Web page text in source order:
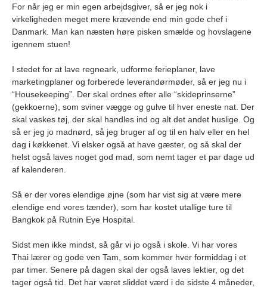
For når jeg er min egen arbejdsgiver, så er jeg nok i
virkeligheden meget mere krævende end min gode chef i
Danmark. Man kan næsten høre pisken smælde og hovslagene
igennem stuen!
I stedet for at lave regneark, udforme ferieplaner, lave
marketingplaner og forberede leverandørmøder, så er jeg nu i
“Housekeeping”. Der skal ordnes efter alle “skideprinserne”
(gekkoerne), som sviner vægge og gulve til hver eneste nat. Der
skal vaskes tøj, der skal handles ind og alt det andet huslige. Og
så er jeg jo madnørd, så jeg bruger af og til en halv eller en hel
dag i køkkenet. Vi elsker også at have gæster, og så skal der
helst også laves noget god mad, som nemt tager et par dage ud
af kalenderen.
Så er der vores elendige øjne (som har vist sig at være mere
elendige end vores tænder), som har kostet utallige ture til
Bangkok på Rutnin Eye Hospital.
Sidst men ikke mindst, så går vi jo også i skole. Vi har vores
Thai lærer og gode ven Tam, som kommer hver formiddag i et
par timer. Senere på dagen skal der også laves lektier, og det
tager også tid. Det har været sliddet værd i de sidste 4 måneder,